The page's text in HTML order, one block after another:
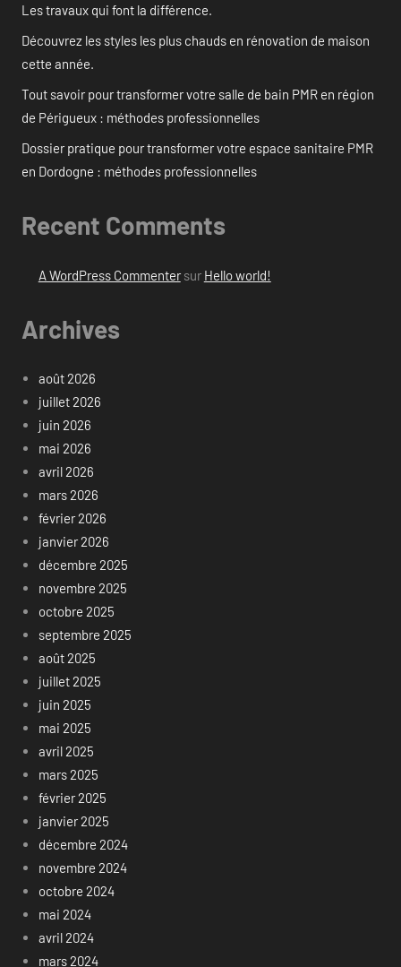
Les travaux qui font la différence.
Découvrez les styles les plus chauds en rénovation de maison
cette année.
Tout savoir pour transformer votre salle de bain PMR en région
de Périgueux : méthodes professionnelles
Dossier pratique pour transformer votre espace sanitaire PMR
en Dordogne : méthodes professionnelles
Recent Comments
A WordPress Commentersur Hello world!
Archives
août 2026
juillet 2026
juin 2026
mai 2026
avril 2026
mars 2026
février 2026
janvier 2026
décembre 2025
novembre 2025
octobre 2025
septembre 2025
août 2025
juillet 2025
juin 2025
mai 2025
avril 2025
mars 2025
février 2025
janvier 2025
décembre 2024
novembre 2024
octobre 2024
mai 2024
avril 2024
mars 2024